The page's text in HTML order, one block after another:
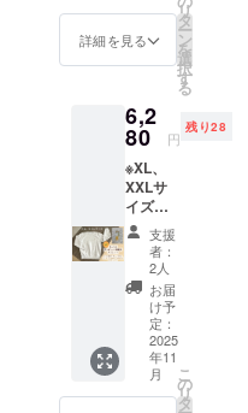
ただく
アレル
ゲン含
クにつ
いてあ
らかじ
めご了
承いた
だき、
必ず備
考欄に
「同
意」と
ご記載
くださ
い。
目を使
他製品
と同じ
いて製
造され
ており
ます。
そのた
めアレ
ルゲン
含有を
完全に
は防ぐ
ことが
難しく
なって
おりま
す。 ご
スクに
関する
お願い
＞ 本製
品は原
材料に
アレル
ゲン28
品目を
使用し
ており
ません
が、ア
レルゲ
ン28品
目を使
用した
添加物
等の食
のラベ
ルに表
ます。
商品開
封前に
は必ず
お届け
のリ
ターン
に貼付
された
ラベル
や注意
書きを
ジ・キ
ウイフ
豆・バ
ナナ・
もも・
りん
ご・ゼ
ラチン
を含む
製品と
共通の
設備で
製造し
ていま
す。
「原材
料及び
添加物
２種に
ついて
・原材
料に含
アレル
ギー物
質（28
品目
中）：
使用し
ていま
せん
本品は
小麦・
そば・
卵・
乳・
アーモ
ンド・
オレン
コナッ
ツミル
ク（タ
イ）、
ブドウ
糖、こ
め油、
米粉
（米
（国
産））
、有機
ココア
・添加
物：な
めココ
ジェ
ラート
２種に
・サイ
ズ：約
フタ直
径
、カッ
プ高さ5
ｃｍ ・
重量：
約
100g（
約90ml)
・保存
方法：
－18℃
以下 ・
原材
料、主
原料の
原産
地：コ
日を除
日、ス
トー
稿も行
いま
す。
「こめ
ココ
ジェ
ラート
（バニ
味）」
・サイ
ズ：約
フタ直
7.5cm
、カッ
につい
油脂㈱
を応援
す！」
◎支援
時、備
考欄に
「社名
または
団体
名」と
ご希望
の
「メッ
セー
ジ」を
選択の
上、ご
の場所
を避け
にお召
し上が
りくだ
さい。
・消費
期限も
しくは
賞味期
限：製
造日か
ら約2ヶ
月 ・原
材料、
主原料
の原産
はイス
ラム法
を証明
するハ
証を取
得して
いま
す。 弊
社人気
商品ま
いにち
のこめ
油の紙
パック
を図案
化した
点 ・サ
イズ：
・色は
ベー
ジュ
人気商
品まい
にちの
こめ油
ケージ
の可愛
いワン
ポイン
ト刺繍
の入っ
たト
レー
ナーを
提供し
ます。
・数
量：1点
・サイ
ズ：S、
M、L、
詳細を見る
リ
タ
ー
ン
を
選
択
す
る
6,2
80 円
残り28
※XL、
XXLサ
イズは
こちら
から
【まい
こめワ
ンポイ
ント刺
繍入り
トレー
ナー】
三和油
支援
者：
2人
お届
け予
定：
2025
年11
月
こ
の
リ
タ